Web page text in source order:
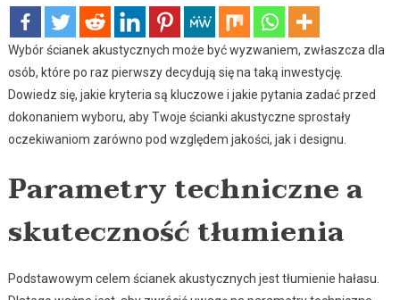
Wybór ścianek akustycznych może być wyzwaniem, zwłaszcza dla
osób, które po raz pierwszy decydują się na taką inwestycję.
Dowiedz się, jakie kryteria są kluczowe i jakie pytania zadać przed
dokonaniem wyboru, aby Twoje ścianki akustyczne sprostały
oczekiwaniom zarówno pod względem jakości, jak i designu.
Parametry techniczne a
skuteczność tłumienia
Podstawowym celem ścianek akustycznych jest tłumienie hałasu.